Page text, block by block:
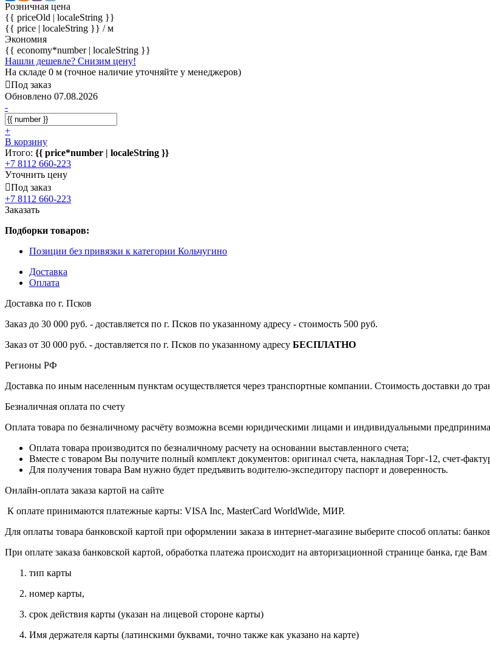
Розничная цена
{{ priceOld | localeString }}
{{ price | localeString }} / м
Экономия
{{ economy*number | localeString }}
Нашли дешевле? Снизим цену!
На складе 0 м (точное наличие уточняйте у менеджеров)
Под заказ
Обновлено 07.08.2026
-
+
В корзину
Итого: {{ price*number | localeString }}
+7 8112 660-223
Уточнить цену
Под заказ
+7 8112 660-223
Заказать
Подборки товаров:
Позиции без привязки к категории Кольчугино
Доставка
Оплата
Доставка по г. Псков
Заказ до 30 000 руб. - доставляется по г. Псков по указанному адресу - стоимость 500 руб.
Заказ от 30 000 руб. - доставляется по г. Псков по указанному адресу БЕСПЛАТНО
Регионы РФ
Доставка по иным населенным пунктам осуществляется через транспортные компании. Стоимость доставки до
Безналичная оплата по счету
Оплата товара по безналичному расчёту возможна всеми юридическими лицами и индивидуальными
Оплата товара производится по безналичному расчету на основании выставленного счета;
Вместе с товаром Вы получите полный комплект документов: оригинал счета, накладная Торг-12, счет-
Для получения товара Вам нужно будет предъявить водителю-экспедитору паспорт и доверенность.
Онлайн-оплата заказа картой на сайте
К оплате принимаются платежные карты: VISA Inc, MasterCard WorldWide, МИР.
Для оплаты товара банковской картой при оформлении заказа в интернет-магазине выберите способ оплаты:
При оплате заказа банковской картой, обработка платежа происходит на авторизационной странице банка, где
тип карты
номер карты,
срок действия карты (указан на лицевой стороне карты)
Имя держателя карты (латинскими буквами, точно также как указано на карте)